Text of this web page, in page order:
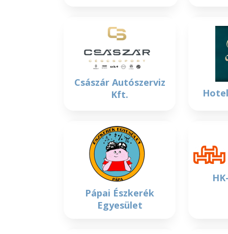
Császár Autószerviz
Kft.
Pápai Észkerék
Egyesület